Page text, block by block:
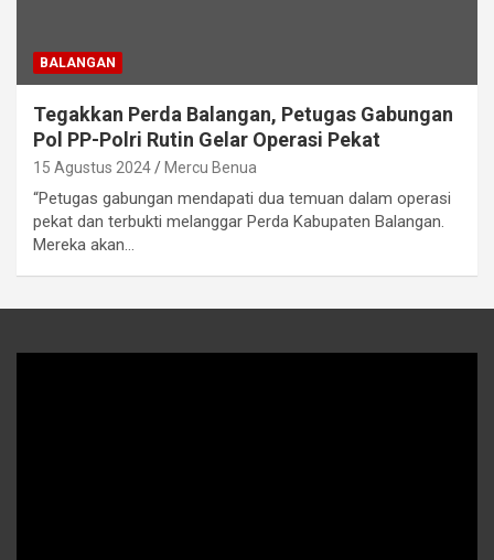
BALANGAN
Tegakkan Perda Balangan, Petugas Gabungan
Pol PP-Polri Rutin Gelar Operasi Pekat
15 Agustus 2024 Mercu Benua
“Petugas gabungan mendapati dua temuan dalam operasi
pekat dan terbukti melanggar Perda Kabupaten Balangan.
Mereka akan…